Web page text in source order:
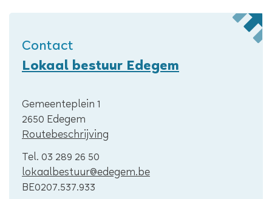
Contact
Lokaal bestuur Edegem
Adres
Gemeenteplein 1
,2650 Edegem
Routebeschrijving
Tel. 03 289 26 50
E-
mail
lokaalbestuur@edegem.be
Ondernemingsnummer
BE0207.537.933